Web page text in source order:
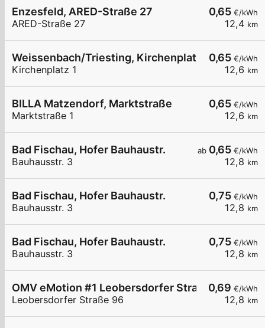
0,65 €/kWh
12,4 km
Enzesfeld, ARED-Straße 27
ARED-Straße 27
0,65 €/kWh
12,6 km
Weissenbach/Triesting, Kirchenplatz
Kirchenplatz 1
0,65 €/kWh
12,6 km
BILLA Matzendorf, Marktstraße
Marktstraße 1
ab 0,65 €/kWh
12,8 km
Bad Fischau, Hofer Bauhaustr.
Bauhausstr. 3
0,75 €/kWh
12,8 km
Bad Fischau, Hofer Bauhaustr.
Bauhausstr. 3
0,75 €/kWh
12,8 km
Bad Fischau, Hofer Bauhaustr.
Bauhausstr. 3
0,69 €/kWh
12,8 km
OMV eMotion #1 Leobersdorfer Straße 96
Leobersdorfer Straße 96